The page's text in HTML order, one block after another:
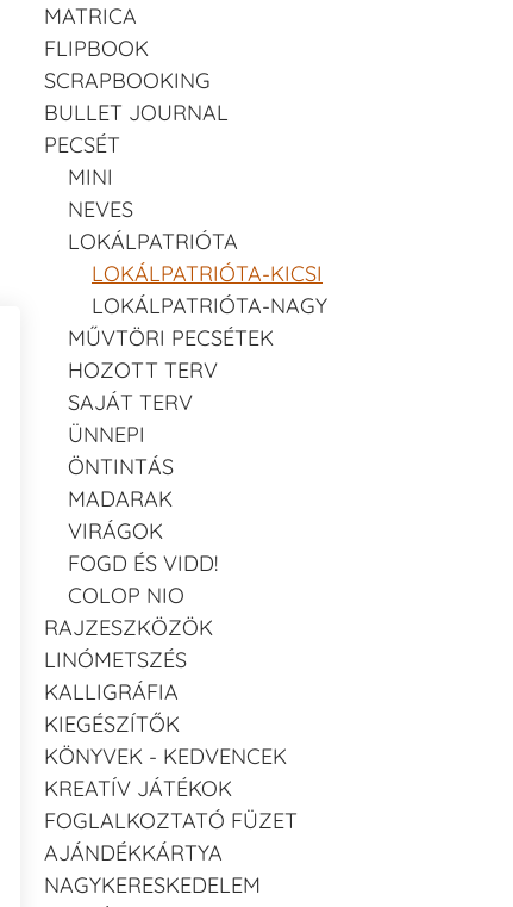
MATRICA
FLIPBOOK
SCRAPBOOKING
BULLET JOURNAL
PECSÉT
MINI
NEVES
LOKÁLPATRIÓTA
LOKÁLPATRIÓTA-KICSI
LOKÁLPATRIÓTA-NAGY
MŰVTÖRI PECSÉTEK
HOZOTT TERV
SAJÁT TERV
ÜNNEPI
ÖNTINTÁS
MADARAK
VIRÁGOK
FOGD ÉS VIDD!
COLOP NIO
RAJZESZKÖZÖK
LINÓMETSZÉS
KALLIGRÁFIA
KIEGÉSZÍTŐK
KÖNYVEK - KEDVENCEK
KREATÍV JÁTÉKOK
FOGLALKOZTATÓ FÜZET
AJÁNDÉKKÁRTYA
NAGYKERESKEDELEM